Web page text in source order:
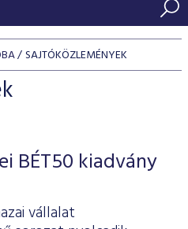
tőzsdei bevezetését
SAJTÓKÖZLEMÉNYEK
BÉT50 kiadvány
vállalat